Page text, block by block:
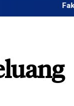
Faktek Untad